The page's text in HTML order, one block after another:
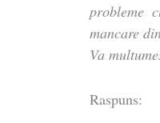
probleme
mancare
Va
Raspuns: